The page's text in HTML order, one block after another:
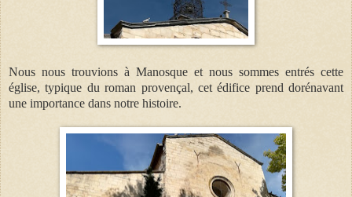
Nous nous trouvions à Manosque et nous sommes entrés cette
église, typique du roman provençal, cet édifice prend dorénavant
une importance dans notre histoire.